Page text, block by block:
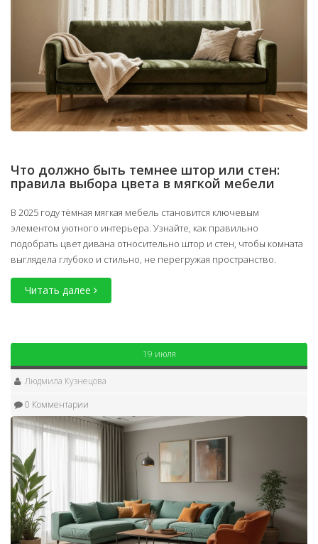
Что должно быть темнее штор или стен:
правила выбора цвета в мягкой мебели
В 2025 году тёмная мягкая мебель становится ключевым
элементом уютного интерьера. Узнайте, как правильно
подобрать цвет дивана относительно штор и стен, чтобы комната
выглядела глубоко и стильно, не перегружая пространство.
Читать далее
19 июля
Людмила Кузнецова
0 Комментарии